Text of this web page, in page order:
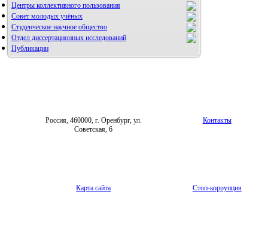
Центры коллективного пользования
Совет молодых учёных
Студенческое научное общество
Отдел диссертационных исследований
Публикации
Россия, 460000, г. Оренбург, ул.
Советская, 6
Контакты
Карта сайта Стоп-коррупция